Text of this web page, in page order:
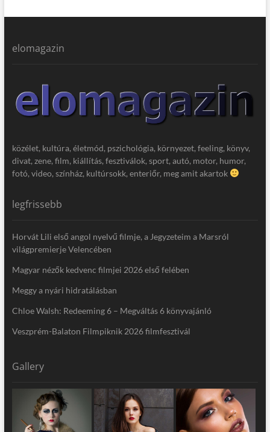
elomagazin
közélet, kultúra, életmód, pszichológia, környezet, feeling, könyv,
divat, zene, film, kiállítás, fesztiválok, sport, autó, motor, humor,
fotó, video, színház, kultúrsokk, enteriőr, meg amit akartok
legfrissebb
Horvát Lili első angol nyelvű filmje, a Jegyzeteim a Marsról
világpremierje Velencében
Magyar nézők kedvenc filmjei 2026 első felében
Meggy a nyári hidratálásban
Chloe Walsh: Redeeming 6 – Megváltás 6 könyvajánló
Veszprém-Balaton Filmpiknik 2026 filmfesztivál
Gallery